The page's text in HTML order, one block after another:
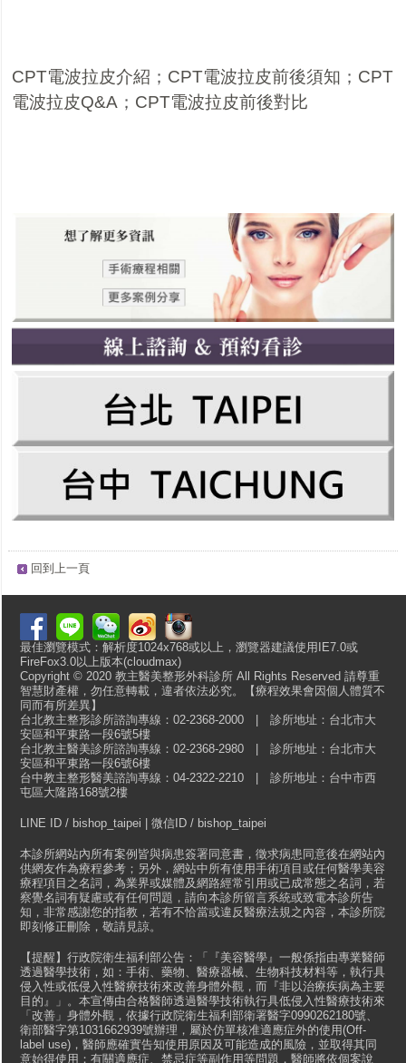
CPT電波拉皮介紹 ； CPT電波拉皮前後須知 ； CPT
電波拉皮Q&A ； CPT電波拉皮前後對比
回到上一頁
最佳瀏覽模式：解析度1024x768或以上，瀏覽器建議使用IE7.0或
FireFox3.0以上版本(cloudmax)
Copyright © 2020 教主醫美整形外科診所 All Rights Reserved 請尊重
智慧財產權，勿任意轉載，違者依法必究。【療程效果會因個人體質不
同而有所差異】
台北教主整形診所諮詢專線：02-2368-2000 | 診所地址：台北市大
安區和平東路一段6號5樓
台北教主醫美診所諮詢專線：02-2368-2980 | 診所地址：台北市大
安區和平東路一段6號6樓
台中教主整形醫美諮詢專線：04-2322-2210 | 診所地址：台中市西
屯區大隆路168號2樓
LINE ID / bishop_taipei | 微信ID / bishop_taipei
本診所網站內所有案例皆與病患簽署同意書，徵求病患同意後在網站內
供網友作為療程參考；另外，網站中所有使用手術項目或任何醫學美容
療程項目之名詞，為業界或媒體及網路經常引用或已成常態之名詞，若
察覺名詞有疑慮或有任何問題，請向本診所留言系統或致電本診所告
知，非常感謝您的指教，若有不恰當或違反醫療法規之內容，本診所院
即刻修正刪除，敬請見諒。
【提醒】行政院衛生福利部公告：「『美容醫學』一般係指由專業醫師
透過醫學技術，如：手術、藥物、醫療器械、生物科技材料等，執行具
侵入性或低侵入性醫療技術來改善身體外觀，而『非以治療疾病為主要
目的』」。本宣傳由合格醫師透過醫學技術執行具低侵入性醫療技術來
「改善」身體外觀，依據行政院衛生福利部衛署醫字0990262180號、
衛部醫字第1031662939號辦理，屬於仿單核准適應症外的使用(Off-
label use)，醫師應確實告知使用原因及可能造成的風險，並取得其同
意始得使用；有關適應症、禁忌症等副作用等問題，醫師將依個案說